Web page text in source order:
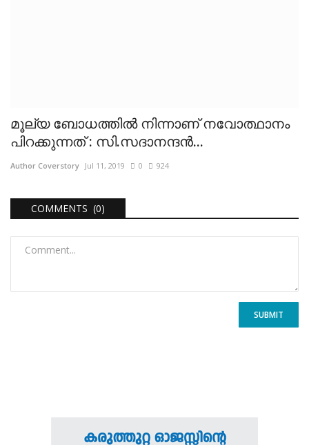
മൂല്യ ബോധത്തില്‍ നിന്നാണ് നവോത്ഥാനം
പിറക്കുന്നത് : സി.സദാനന്ദന്‍...
Author Coverstory Jul 11, 2019 0 924
COMMENTS (0)
SUBMIT